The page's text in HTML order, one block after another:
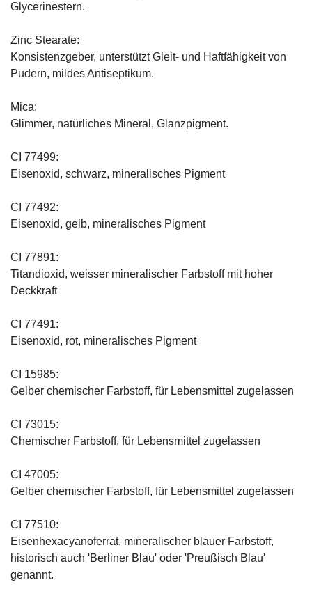
Glycerinestern.
Zinc Stearate:
Konsistenzgeber, unterstützt Gleit- und Haftfähigkeit von
Pudern, mildes Antiseptikum.
Mica:
Glimmer, natürliches Mineral, Glanzpigment.
CI 77499:
Eisenoxid, schwarz, mineralisches Pigment
CI 77492:
Eisenoxid, gelb, mineralisches Pigment
CI 77891:
Titandioxid, weisser mineralischer Farbstoff mit hoher
Deckkraft
CI 77491:
Eisenoxid, rot, mineralisches Pigment
CI 15985:
Gelber chemischer Farbstoff, für Lebensmittel zugelassen
CI 73015:
Chemischer Farbstoff, für Lebensmittel zugelassen
CI 47005:
Gelber chemischer Farbstoff, für Lebensmittel zugelassen
CI 77510:
Eisenhexacyanoferrat, mineralischer blauer Farbstoff,
historisch auch 'Berliner Blau' oder 'Preußisch Blau'
genannt.